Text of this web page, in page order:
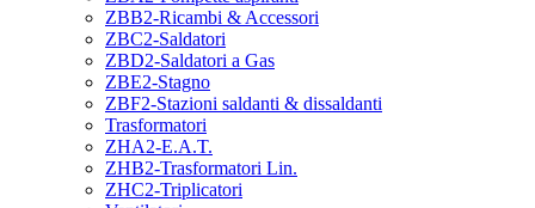
ZBB2-Ricambi & Accessori
ZBC2-Saldatori
ZBD2-Saldatori a Gas
ZBE2-Stagno
ZBF2-Stazioni saldanti & dissaldanti
Trasformatori
ZHA2-E.A.T.
ZHB2-Trasformatori Lin.
ZHC2-Triplicatori